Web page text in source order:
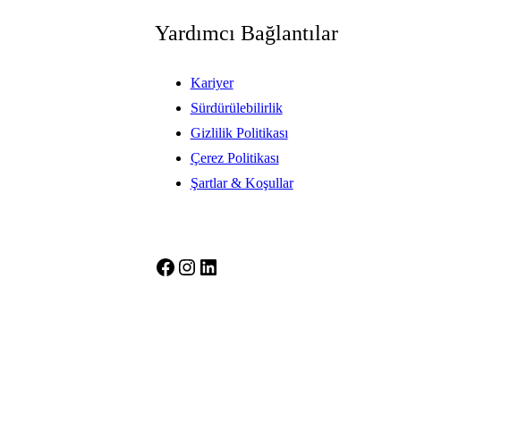
Yardımcı Bağlantılar
Kariyer
Sürdürülebilirlik
Gizlilik Politikası
Çerez Politikası
Şartlar & Koşullar
Facebook Instagram LinkedIn